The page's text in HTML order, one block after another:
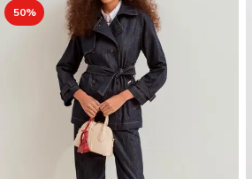
50%